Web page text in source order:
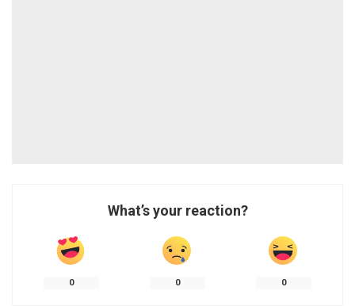
What’s your reaction?
0 0 0